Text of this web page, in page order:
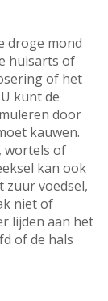
droge mond
huisarts of
of het
kunt de
door
kauwen.
wortels of
kan ook
zuur voedsel,
niet of
lijden aan het
of de hals